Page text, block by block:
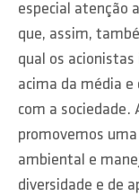
especial atenção
que, assim,
qual os
acima da média e
com a sociedade.
promovemos
ambiental e
diversidade e de